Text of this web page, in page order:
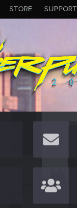
STORE SUPPORT